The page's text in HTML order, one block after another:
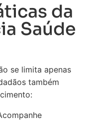
da
Saúde
se limita apenas
também